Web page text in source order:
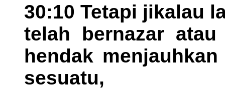
30:10 Tetapi jikalau
telah bernazar
hendak
sesuatu,